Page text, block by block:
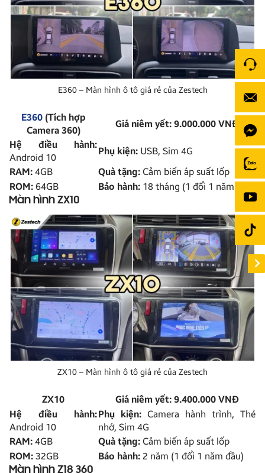
E360 – Màn hình ô tô giá rẻ của Zestech
E360(Tích hợp
Camera 360)
Giá niêm yết: 9.000.000 VNĐ
Hệ điều hành:
Android 10
Phụ kiện: USB, Sim 4G
RAM: 4GB Quà tặng: Cảm biến áp suất lốp
ROM: 64GB Bảo hành: 18 tháng (1 đổi 1 năm đầu)
Màn hình ZX10
ZX10 – Màn hình ô tô giá rẻ của Zestech
ZX10
Giá niêm yết: 9.400.000 VNĐ
Hệ điều hành:
Android 10
Phụ kiện: Camera hành trình, Thẻ
nhớ, Sim 4G
RAM: 4GB Quà tặng: Cảm biến áp suất lốp
ROM: 32GB Bảo hành: 2 năm (1 đổi 1 năm đầu)
Màn hình Z18 360